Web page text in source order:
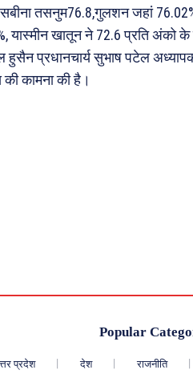
तसनुम76.8,गुलशन जहां
यास्मीन खातून ने 72.6 प्रति अंको के
प्रधानचार्य सुभाष पटेल
कामना की है।
Popular
प्रदेश देश राजनीति